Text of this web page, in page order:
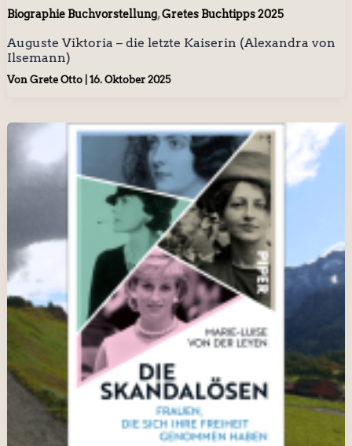
Biographie Buchvorstellung,Gretes Buchtipps 2025
Auguste Viktoria – die letzte Kaiserin (Alexandra von
Ilsemann)
Von Grete Otto 16. Oktober 2025